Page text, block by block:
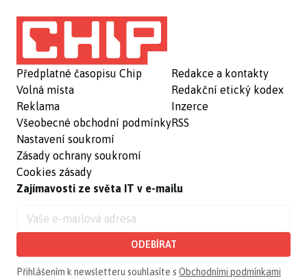
Předplatné časopisu Chip
Volná místa
Reklama
Všeobecné obchodní podmínky
Nastavení soukromí
Zásady ochrany soukromí
Cookies zásady
Redakce a kontakty
Redakční etický kodex
Inzerce
RSS
Zajímavosti ze světa IT v e-mailu
ODEBÍRAT
Přihlášením k newsletteru souhlasíte s Obchodními podmínkami